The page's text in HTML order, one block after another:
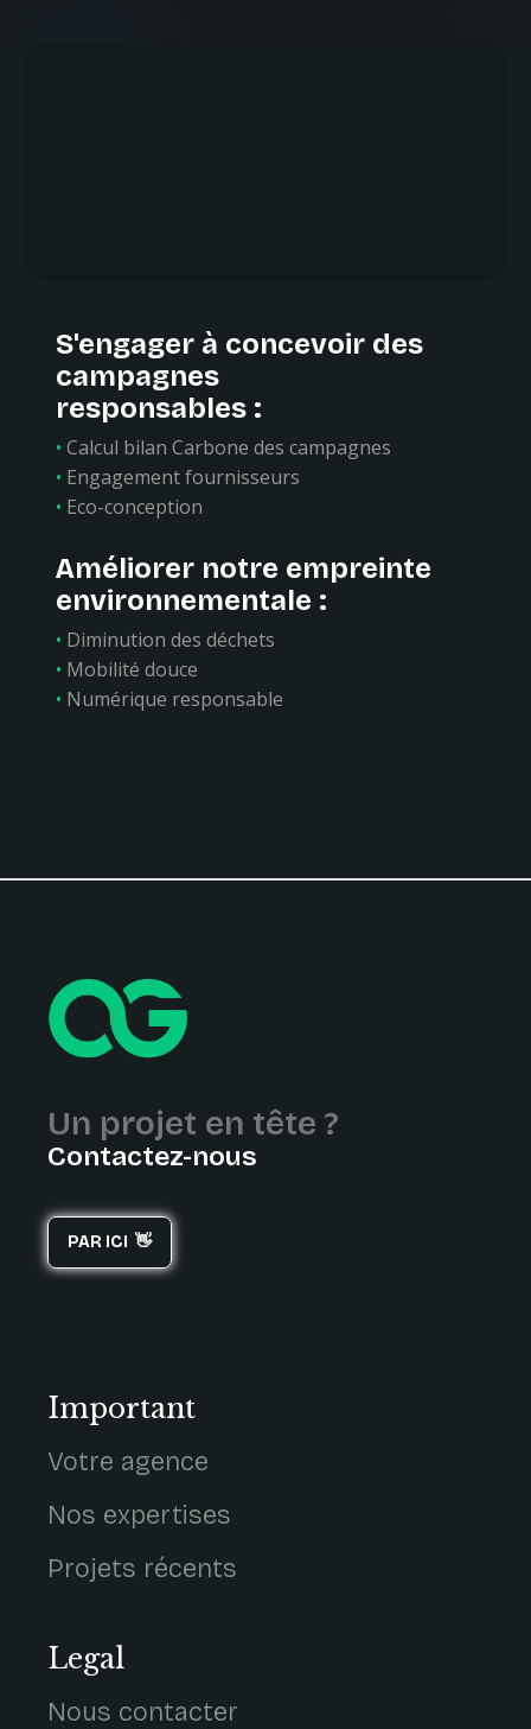
S'engager à concevoir des
campagnes
responsables :
• Calcul bilan Carbone des campagnes
• Engagement fournisseurs
• Eco-conception
Améliorer notre empreinte
environnementale :
• Diminution des déchets
• Mobilité douce
• Numérique responsable
Un projet en tête ?
Contactez-nous
PAR ICI 👋
Important
Votre agence
Nos expertises
Projets récents
Legal
Nous contacter